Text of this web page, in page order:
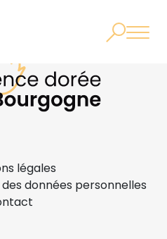
légales
données personnelles